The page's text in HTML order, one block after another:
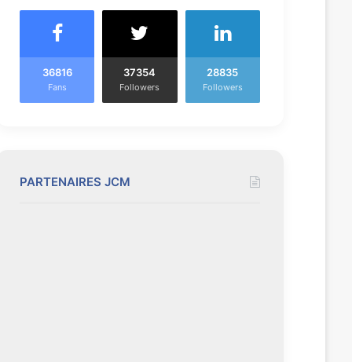
36816
Fans
37354
Followers
28835
Followers
PARTENAIRES JCM